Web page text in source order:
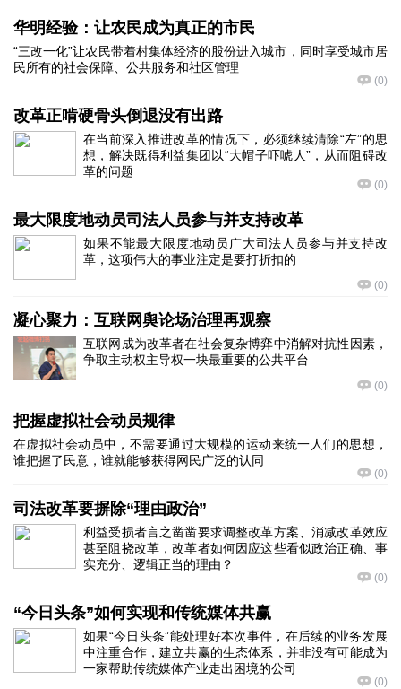
华明经验：让农民成为真正的市民
“三改一化”让农民带着村集体经济的股份进入城市，同时享受城市居
民所有的社会保障、公共服务和社区管理
(0)
改革正啃硬骨头倒退没有出路
在当前深入推进改革的情况下，必须继续清除“左”的思
想，解决既得利益集团以“大帽子吓唬人”，从而阻碍改
革的问题
(0)
最大限度地动员司法人员参与并支持改革
如果不能最大限度地动员广大司法人员参与并支持改
革，这项伟大的事业注定是要打折扣的
(0)
凝心聚力：互联网舆论场治理再观察
互联网成为改革者在社会复杂博弈中消解对抗性因素，
争取主动权主导权一块最重要的公共平台
(0)
把握虚拟社会动员规律
在虚拟社会动员中，不需要通过大规模的运动来统一人们的思想，
谁把握了民意，谁就能够获得网民广泛的认同
(0)
司法改革要摒除“理由政治”
利益受损者言之凿凿要求调整改革方案、消减改革效应
甚至阻挠改革，改革者如何因应这些看似政治正确、事
实充分、逻辑正当的理由？
(0)
“今日头条”如何实现和传统媒体共赢
如果“今日头条”能处理好本次事件，在后续的业务发展
中注重合作，建立共赢的生态体系，并非没有可能成为
一家帮助传统媒体产业走出困境的公司
(0)